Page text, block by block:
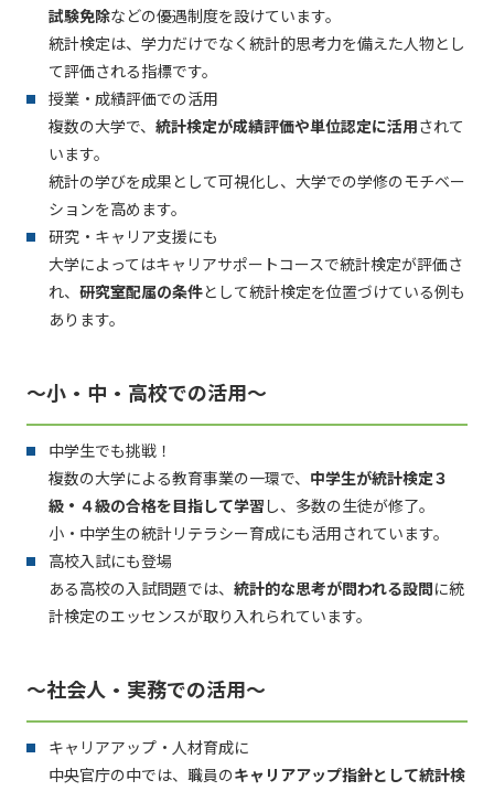
試験免除などの優遇制度を設けています。
統計検定は、学力だけでなく統計的思考力を備えた人物とし
て評価される指標です。
授業・成績評価での活用
複数の大学で、 統計検定が成績評価や単位認定に活用されて
います。
統計の学びを成果として可視化し、大学での学修のモチベー
ションを高めます。
研究・キャリア支援にも
大学によってはキャリアサポートコースで統計検定が評価さ
れ、 研究室配属の条件として統計検定を位置づけている例も
あります。
～小・中・高校での活用～
中学生でも挑戦！
複数の大学による教育事業の一環で、 中学生が統計検定３
級・４級の合格を目指して学習 し、多数の生徒が修了。
小・中学生の統計リテラシー育成にも活用されています。
高校入試にも登場
ある高校の入試問題では、 統計的な思考が問われる設問に統
計検定のエッセンスが取り入れられています。
～社会人・実務での活用～
キャリアアップ・人材育成に
中央官庁の中では、職員のキャリアアップ指針として統計検